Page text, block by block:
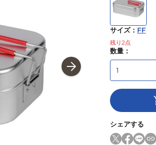
サイズ： FF
残り 2 点
数量：
シェアする